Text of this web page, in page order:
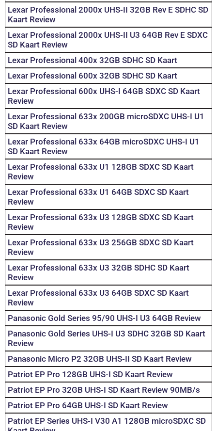
Lexar Professional 2000x UHS-II 32GB Rev E SDHC SD
Kaart Review
Lexar Professional 2000x UHS-II U3 64GB Rev E SDXC
SD Kaart Review
Lexar Professional 400x 32GB SDHC SD Kaart
Lexar Professional 600x 32GB SDHC SD Kaart
Lexar Professional 600x UHS-I 64GB SDXC SD Kaart
Review
Lexar Professional 633x 200GB microSDXC UHS-I U1
SD Kaart Review
Lexar Professional 633x 64GB microSDXC UHS-I U1
SD Kaart Review
Lexar Professional 633x U1 128GB SDXC SD Kaart
Review
Lexar Professional 633x U1 64GB SDXC SD Kaart
Review
Lexar Professional 633x U3 128GB SDXC SD Kaart
Review
Lexar Professional 633x U3 256GB SDXC SD Kaart
Review
Lexar Professional 633x U3 32GB SDHC SD Kaart
Review
Lexar Professional 633x U3 64GB SDXC SD Kaart
Review
Panasonic Gold Series 95/90 UHS-I U3 64GB Review
Panasonic Gold Series UHS-I U3 SDHC 32GB SD Kaart
Review
Panasonic Micro P2 32GB UHS-II SD Kaart Review
Patriot EP Pro 128GB UHS-I SD Kaart Review
Patriot EP Pro 32GB UHS-I SD Kaart Review 90MB/s
Patriot EP Pro 64GB UHS-I SD Kaart Review
Patriot EP Series UHS-I V30 A1 128GB microSDXC SD